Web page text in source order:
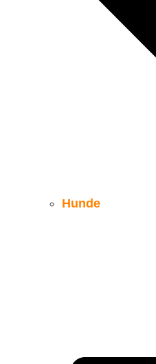
Hunde